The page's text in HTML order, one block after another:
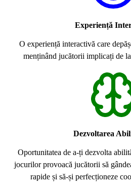
Experiență
O experiență interactivă care
menținând jucătorii implicați de
Dezvoltarea
Oportunitatea de a-ți dezvolta
jocurilor provoacă jucătorii să
rapide și să-și perfecționeze